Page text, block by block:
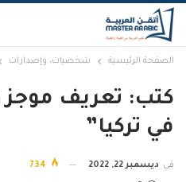
الصفحة الرئيسية شخصيات، وإصدارات
كتب: تعريف
في تركيا”
في ديسمبر 22, 2022